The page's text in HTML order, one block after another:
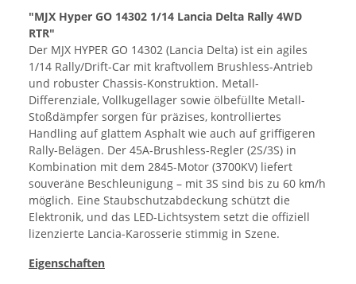
"MJX Hyper GO 14302 1/14 Lancia Delta Rally 4WD
RTR"
Der MJX HYPER GO 14302 (Lancia Delta) ist ein agiles
1/14 Rally/Drift-Car mit kraftvollem Brushless-Antrieb
und robuster Chassis-Konstruktion. Metall-
Differenziale, Vollkugellager sowie ölbefüllte Metall-
Stoßdämpfer sorgen für präzises, kontrolliertes
Handling auf glattem Asphalt wie auch auf griffigeren
Rally-Belägen. Der 45A-Brushless-Regler (2S/3S) in
Kombination mit dem 2845-Motor (3700KV) liefert
souveräne Beschleunigung – mit 3S sind bis zu 60 km/h
möglich. Eine Staubschutzabdeckung schützt die
Elektronik, und das LED-Lichtsystem setzt die offiziell
lizenzierte Lancia-Karosserie stimmig in Szene.
Eigenschaften